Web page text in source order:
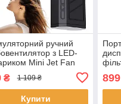
ручний
з LED-
Mini Jet Fan
₴ 1 109 ₴
Купити
899